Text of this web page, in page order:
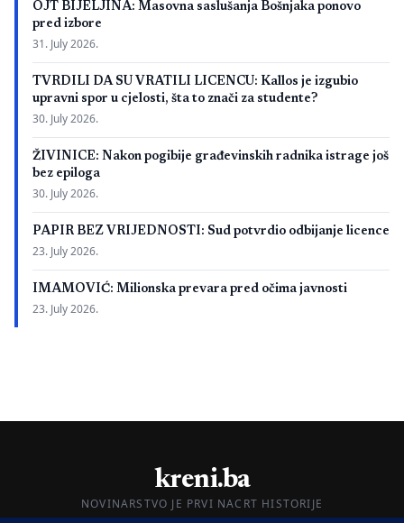
OJT BIJELJINA: Masovna saslušanja Bošnjaka ponovo
pred izbore
31. July 2026.
TVRDILI DA SU VRATILI LICENCU: Kallos je izgubio
upravni spor u cjelosti, šta to znači za studente?
30. July 2026.
ŽIVINICE: Nakon pogibije građevinskih radnika istrage još
bez epiloga
30. July 2026.
PAPIR BEZ VRIJEDNOSTI: Sud potvrdio odbijanje licence
23. July 2026.
IMAMOVIĆ: Milionska prevara pred očima javnosti
23. July 2026.
kreni.ba
NOVINARSTVO JE PRVI NACRT HISTORIJE